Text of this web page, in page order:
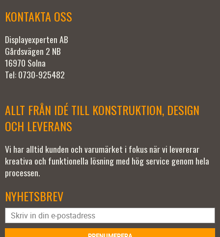
KONTAKTA OSS
Displayexperten AB
Gårdsvägen 2 NB
16970 Solna
Tel: 0730-925482
ALLT FRÅN IDÉ TILL KONSTRUKTION, DESIGN
OCH LEVERANS
Vi har alltid kunden och varumärket i fokus när vi levererar
kreativa och funktionella lösning med hög service genom hela
processen.
NYHETSBREV